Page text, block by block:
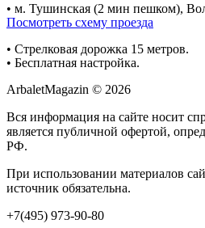
• м. Тушинская (2 мин пешком),
Посмотреть схему проезда
• Cтрелковая дорожка 15 метров.
• Бесплатная настройка.
ArbaletMagazin © 2026
Вся информация на сайте носит
является публичной офертой,
РФ.
При использовании материалов
источник обязательна.
+7(495) 973-90-80